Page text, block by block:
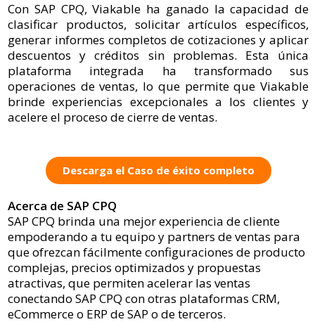
Con SAP CPQ, Viakable ha ganado la capacidad de
clasificar productos, solicitar artículos específicos,
generar informes completos de cotizaciones y aplicar
descuentos y créditos sin problemas. Esta única
plataforma integrada ha transformado sus
operaciones de ventas, lo que permite que Viakable
brinde experiencias excepcionales a los clientes y
acelere el proceso de cierre de ventas.
Descarga el Caso de éxito completo
Acerca de SAP CPQ
SAP CPQ brinda una mejor experiencia de cliente
empoderando a tu equipo y partners de ventas para
que ofrezcan fácilmente configuraciones de producto
complejas, precios optimizados y propuestas
atractivas, que permiten acelerar las ventas
conectando SAP CPQ con otras plataformas CRM,
eCommerce o ERP de SAP o de terceros.